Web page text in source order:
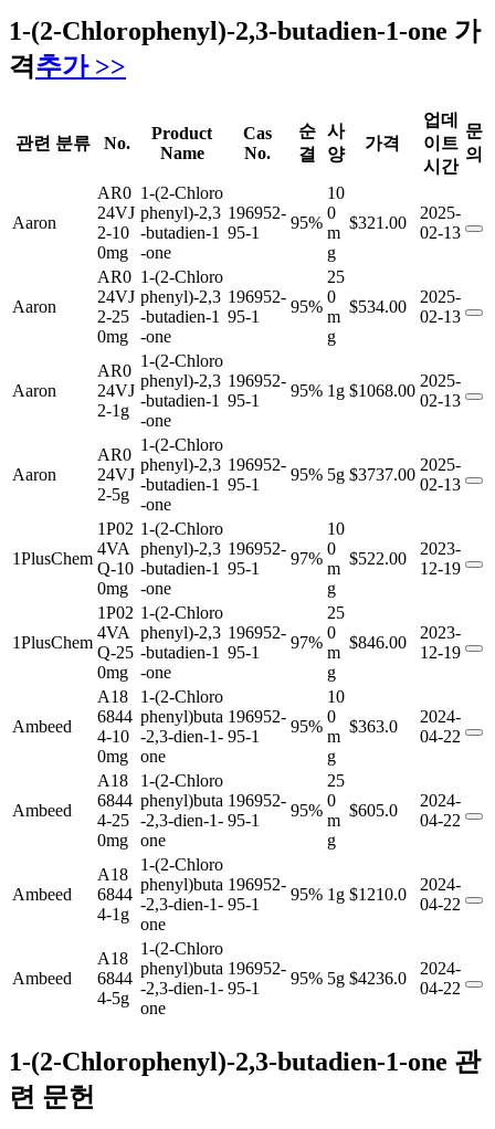
1-(2-Chlorophenyl)-2,3-butadien-1-one 가
격추가 >>
관련 분류 No.
Product
Name
Cas
No.
순
결
사
양
가격
업데
이트
시간
문
의
Aaron
AR0
24VJ
2-10
0mg
1-(2-Chloro
phenyl)-2,3
-butadien-1
-one
196952-
95-1
95%
10
0
m
g
$321.00
2025-
02-13
Aaron
AR0
24VJ
2-25
0mg
1-(2-Chloro
phenyl)-2,3
-butadien-1
-one
196952-
95-1
95%
25
0
m
g
$534.00
2025-
02-13
Aaron
AR0
24VJ
2-1g
1-(2-Chloro
phenyl)-2,3
-butadien-1
-one
196952-
95-1
95% 1g $1068.00
2025-
02-13
Aaron
AR0
24VJ
2-5g
1-(2-Chloro
phenyl)-2,3
-butadien-1
-one
196952-
95-1
95% 5g $3737.00
2025-
02-13
1PlusChem
1P02
4VA
Q-10
0mg
1-(2-Chloro
phenyl)-2,3
-butadien-1
-one
196952-
95-1
97%
10
0
m
g
$522.00
2023-
12-19
1PlusChem
1P02
4VA
Q-25
0mg
1-(2-Chloro
phenyl)-2,3
-butadien-1
-one
196952-
95-1
97%
25
0
m
g
$846.00
2023-
12-19
Ambeed
A18
6844
4-10
0mg
1-(2-Chloro
phenyl)buta
-2,3-dien-1-
one
196952-
95-1
95%
10
0
m
g
$363.0
2024-
04-22
Ambeed
A18
6844
4-25
0mg
1-(2-Chloro
phenyl)buta
-2,3-dien-1-
one
196952-
95-1
95%
25
0
m
g
$605.0
2024-
04-22
Ambeed
A18
6844
4-1g
1-(2-Chloro
phenyl)buta
-2,3-dien-1-
one
196952-
95-1
95% 1g $1210.0
2024-
04-22
Ambeed
A18
6844
4-5g
1-(2-Chloro
phenyl)buta
-2,3-dien-1-
one
196952-
95-1
95% 5g $4236.0
2024-
04-22
1-(2-Chlorophenyl)-2,3-butadien-1-one 관
련 문헌